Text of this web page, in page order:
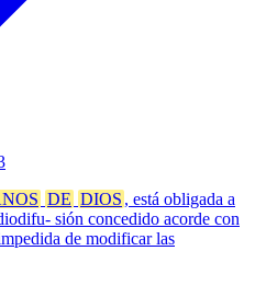
DE DIOS , está obligada a
sión concedido acorde con
de modificar las